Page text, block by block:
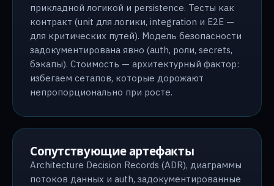
прикладной логикой и persistence. Тесты как
контракт (unit для логики, integration и E2E —
для критических путей). Модель безопасности
задокументирована явно (auth, роли, secrets,
бэкапы). Стоимость — архитектурный фактор:
избегаем сетапов, которые дорожают
непропорционально при росте.
Сопутствующие артефакты
Architecture Decision Records (ADR), диаграммы
потоков данных и auth, задокументированные